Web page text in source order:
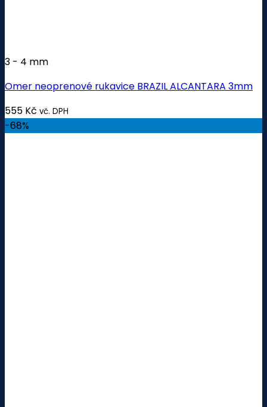
3 - 4 mm
Omer neoprenové rukavice BRAZIL ALCANTARA 3mm
555 Kč vč. DPH
-68%